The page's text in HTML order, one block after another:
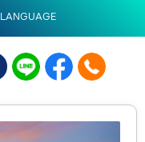
LANGUAGE